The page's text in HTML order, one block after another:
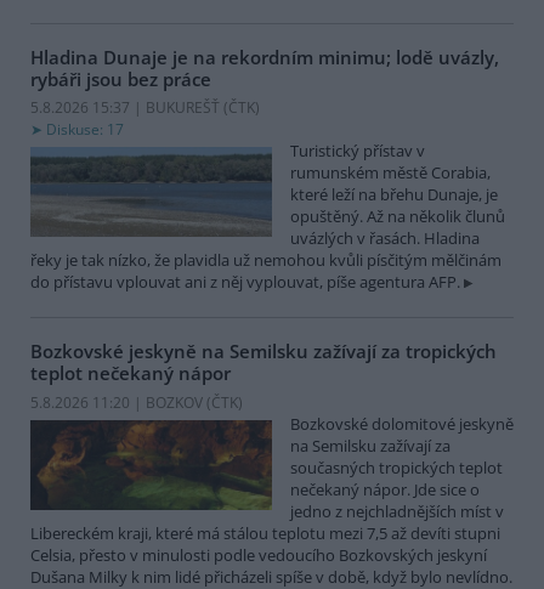
Hladina Dunaje je na rekordním minimu; lodě uvázly,
rybáři jsou bez práce
5.8.2026 15:37 | BUKUREŠŤ (ČTK)
Diskuse: 17
Turistický přístav v
rumunském městě Corabia,
které leží na břehu Dunaje, je
opuštěný. Až na několik člunů
uvázlých v řasách. Hladina
řeky je tak nízko, že plavidla už nemohou kvůli písčitým mělčinám
do přístavu vplouvat ani z něj vyplouvat, píše agentura AFP.
Bozkovské jeskyně na Semilsku zažívají za tropických
teplot nečekaný nápor
5.8.2026 11:20 | BOZKOV (ČTK)
Bozkovské dolomitové jeskyně
na Semilsku zažívají za
současných tropických teplot
nečekaný nápor. Jde sice o
jedno z nejchladnějších míst v
Libereckém kraji, které má stálou teplotu mezi 7,5 až devíti stupni
Celsia, přesto v minulosti podle vedoucího Bozkovských jeskyní
Dušana Milky k nim lidé přicházeli spíše v době, když bylo nevlídno.